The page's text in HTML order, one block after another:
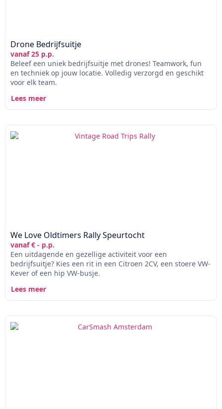
Drone Bedrijfsuitje
vanaf 25 p.p.
Beleef een uniek bedrijfsuitje met drones! Teamwork, fun
en techniek op jouw locatie. Volledig verzorgd en geschikt
voor elk team.
Lees meer
We Love Oldtimers Rally Speurtocht
vanaf € - p.p.
Een uitdagende en gezellige activiteit voor een
bedrijfsuitje? Kies een rit in een Citroen 2CV, een stoere VW-
Kever of een hip VW-busje.
Lees meer